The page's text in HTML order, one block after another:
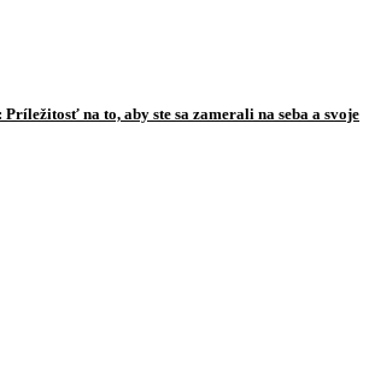
na to, aby ste sa zamerali na seba a svoje